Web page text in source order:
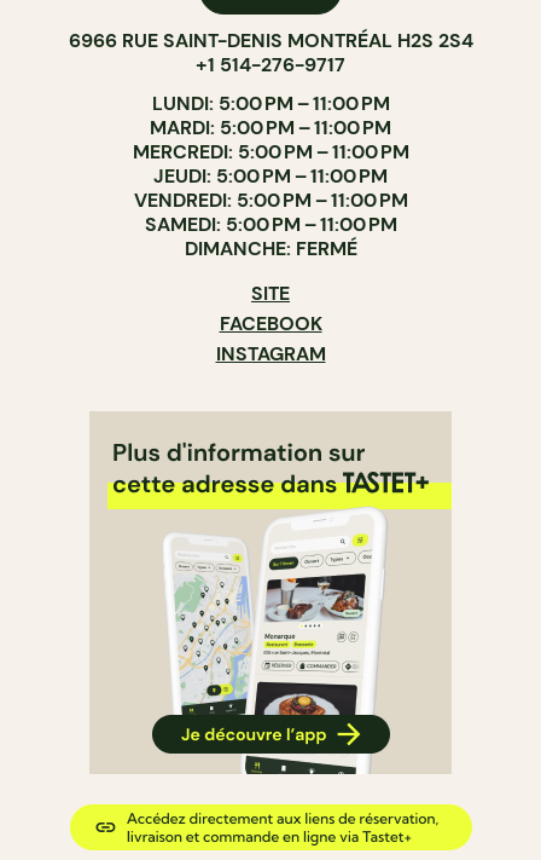
6966 RUE SAINT-DENIS MONTRÉAL H2S 2S4
+1 514-276-9717
LUNDI: 5:00 PM – 11:00 PM
MARDI: 5:00 PM – 11:00 PM
MERCREDI: 5:00 PM – 11:00 PM
JEUDI: 5:00 PM – 11:00 PM
VENDREDI: 5:00 PM – 11:00 PM
SAMEDI: 5:00 PM – 11:00 PM
DIMANCHE: FERMÉ
SITE
FACEBOOK
INSTAGRAM